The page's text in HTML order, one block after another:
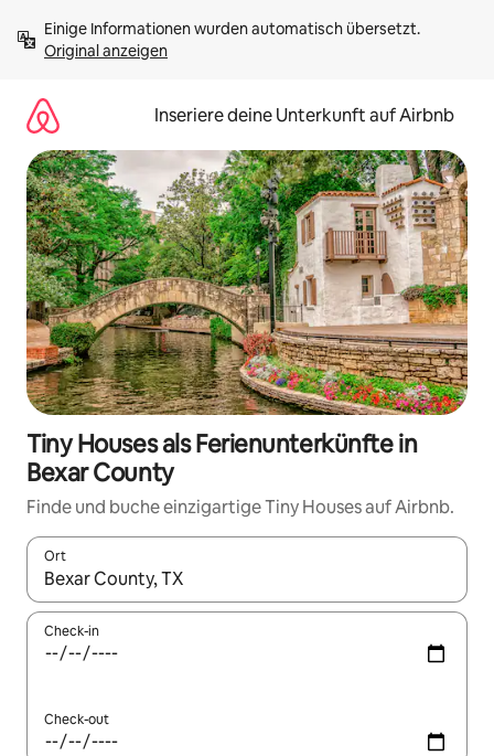
Inhalten
springenOriginal anzeigen
Inseriere deine Unterkunft auf Airbnb
Tiny Houses als Ferienunterkünfte in
Bexar County
Finde und buche einzigartige Tiny Houses auf Airbnb.
Ort
Wenn Ergebnisse verfügbar sind, navigiere mit den
Check-in
Check-out